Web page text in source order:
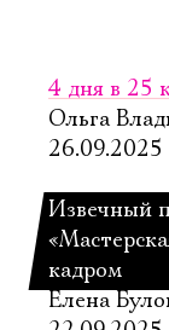
4 дня в 25
Ольга
26.09.2025
Извечный
кадром
Елена